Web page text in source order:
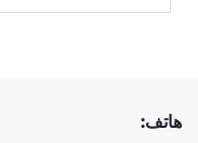
هاتف: